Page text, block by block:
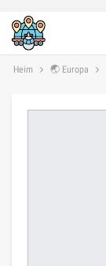
Heim 🌏 Europa